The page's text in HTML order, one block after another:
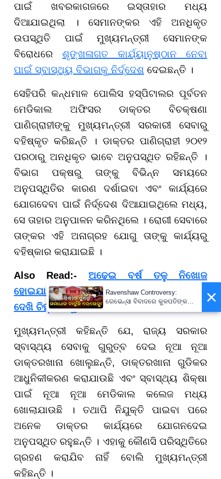
ପାଇଁ ଖବରକାଗଜରେ ଇସ୍ତାହାର ମଧ୍ୟ
ଦିଆଯାଇଥିଲା । ସେମାନଙ୍କର ଏହି ଅନଧିକୃତ
ଉପସ୍ଥିତି ପାଇଁ ମୁଖ୍ୟମନ୍ତ୍ରୀ ସେମାନଙ୍କ
ବିରୋଧରେଶୃଙ୍ଖଳାଗତ କାର୍ଯ୍ୟାନୁଷ୍ଠାନ ନେବା
ପାଇଁ ସ୍ବାସ୍ଥ୍ୟ ବିଭାଗକୁ ନିର୍ଦ୍ଦେଶ ଦେଇଛନ୍ତି ।
ସେହିପରି କନ୍ଧମାଳ ପୋଲିସ ହସ୍ପିଟାଲର ପୂର୍ବତନ
ମେଡିକାଲ ଅଫିସର ଡାକ୍ତର ବିଚକ୍ଷଣା
ପାଣିଗ୍ରାହୀଙ୍କୁ ମୁଖ୍ୟମନ୍ତ୍ରୀ ସରକାରୀ ସେବାରୁ
ବହିଷ୍କୃତ କରିଛନ୍ତି । ଡାକ୍ତର ପାଣିଗ୍ରାହୀ ୨୦୧୨
ପରଠାରୁ ଅନଧିକୃତ ଭାବେ ଅନୁପସ୍ଥିତ ରହିଛନ୍ତି ।
ବିଭାଗ ପକ୍ଷରୁ ତାଙ୍କୁ ବିଭିନ୍ନ ସମୟରେ
ଅନୁପସ୍ଥିତିର କାରଣ ଦର୍ଶାଇବା ଏବଂ କାର୍ଯ୍ୟରେ
ଯୋଗଦେବା ପାଇଁ ନିର୍ଦ୍ଦେଶ ଦିଆଯାଇଥିଲେ ମଧ୍ୟ,
ସେ ତାହାର ଅନୁପାଳନ କରିନଥିଲେ । ରୋଗୀ ସେବାରେ
ତାଙ୍କର ଏହି ଅନାଗ୍ରହ ଯୋଗୁ ତାଙ୍କୁ କାର୍ଯ୍ୟରୁ
ବହିଷ୍କାର କରାଯାଇଛି ।
Also Read:- ଅଢେଇ ବର୍ଷ ତଳୁ ନିଖୋଜ
ହୋଇଯାଇଥିଲେ ବାପା, ଅଲଗା ଅଲଗା ଚପଲକୁ
ଦେଖି ଚିହ୍ନିଲା ପୁଅ
ମୁଖ୍ୟମନ୍ତ୍ରୀ କହିଛନ୍ତି ଯେ, ରାଜ୍ୟ ସରକାର
ସ୍ବାସ୍ଥ୍ୟ ସେବାକୁ ଗୁରୁତ୍ବ ଦେଇ ନୂଆ ନୂଆ
ଡାକ୍ତରଖାନା ଖୋଲୁଛନ୍ତି, ଡାକ୍ତରଖାନା ଗୁଡିକର
ଆଧୁନିକୀକରଣ କରାଯାଉଛି ଏବଂ ସ୍ବାସ୍ଥ୍ୟ ଶିକ୍ଷା
ପାଇଁ ନୂଆ ନୂଆ ମେଡିକାଲ କଲେଜ ମଧ୍ୟ
ଖୋଲାଯାଉଛି । ତଥାପି ନିଯୁକ୍ତି ପାଇବା ପରେ
ଅନେକ ଡାକ୍ତର କାର୍ଯ୍ୟରେ ଯୋଗନଦେଇ
ଅନୁପସ୍ଥିତ ରହୁଛନ୍ତି । ଏହାକୁ କୌଣସି ପରିସ୍ଥିତିରେ
ଗ୍ରହଣ କରାଯିବ ନାହିଁ ବୋଲି ମୁଖ୍ୟମନ୍ତ୍ରୀ
କହିଛନ୍ତି ।
×
Ravenshaw Controversy:
ରେଭେନ୍ସା ବିବାଦରେ କୁଳପତିଙ୍କ
ପ୍ରଥମ ପ୍ରତିକ୍ରିୟା- 'ଅନାବଶ୍ୟକ